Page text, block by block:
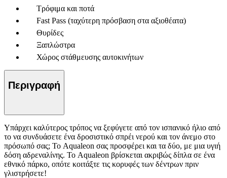
Τρόφιμα και ποτά
Fast Pass (ταχύτερη πρόσβαση στα αξιοθέατα)
Θυρίδες
Ξαπλώστρα
Χώρος στάθμευσης αυτοκινήτων
Περιγραφή
Υπάρχει καλύτερος τρόπος να ξεφύγετε από τον ισπανικό ήλιο από
το να συνδυάσετε ένα δροσιστικό σπρέι νερού και τον άνεμο στο
πρόσωπό σας; Το Aqualeon σας προσφέρει και τα δύο, με μια υγιή
δόση αδρεναλίνης. Το Aqualeon βρίσκεται ακριβώς δίπλα σε ένα
εθνικό πάρκο, οπότε κοιτάξτε τις κορυφές των δέντρων πριν
γλιστρήσετε!